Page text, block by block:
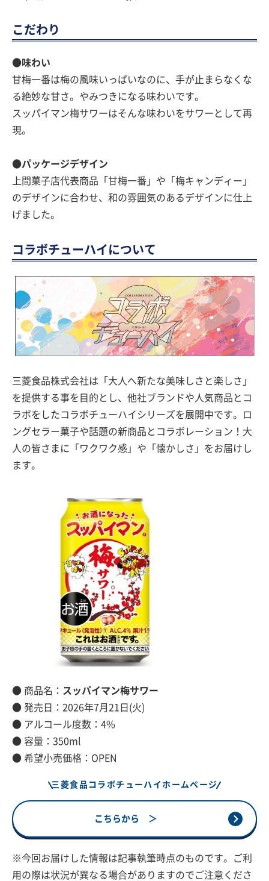
こだわり
●味わい
甘梅一番は梅の風味いっぱいなのに、手が止まらなくな
る絶妙な甘さ。やみつきになる味わいです。
スッパイマン梅サワーはそんな味わいをサワーとして再
現。
●パッケージデザイン
上間菓子店代表商品「甘梅一番」や「梅キャンディー」
のデザインに合わせ、和の雰囲気のあるデザインに仕上
げました。
コラボチューハイについて
三菱食品株式会社は「大人へ新たな美味しさと楽しさ」
を提供する事を目的とし、他社ブランドや人気商品とコ
ラボをしたコラボチューハイシリーズを展開中です。ロ
ングセラー菓子や話題の新商品とコラボレーション！大
人の皆さまに「ワクワク感」や「懐かしさ」をお届けし
ます。
● 商品名： スッパイマン梅サワー
● 発売日：2026年7月21日(火)
● アルコール度数：4%
● 容量：350ml
● 希望小売価格：OPEN
三菱食品コラボチューハイホームページ
こちらから ＞
※今回お届けした情報は記事執筆時点のものです。ご利
用の際は状況が異なる場合がありますのでご注意くださ